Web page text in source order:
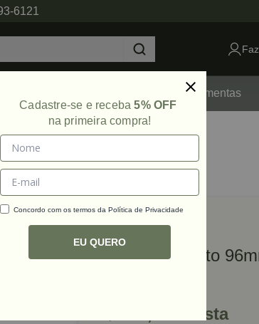
6121
Ferramentas
Ref: 46771
Puxador Sorento
R$ 149,81 à vista
Cadastre-se e receba5% OFF
na primeira compra!
Concordo com os termos da Política de Privacidade
EU QUERO